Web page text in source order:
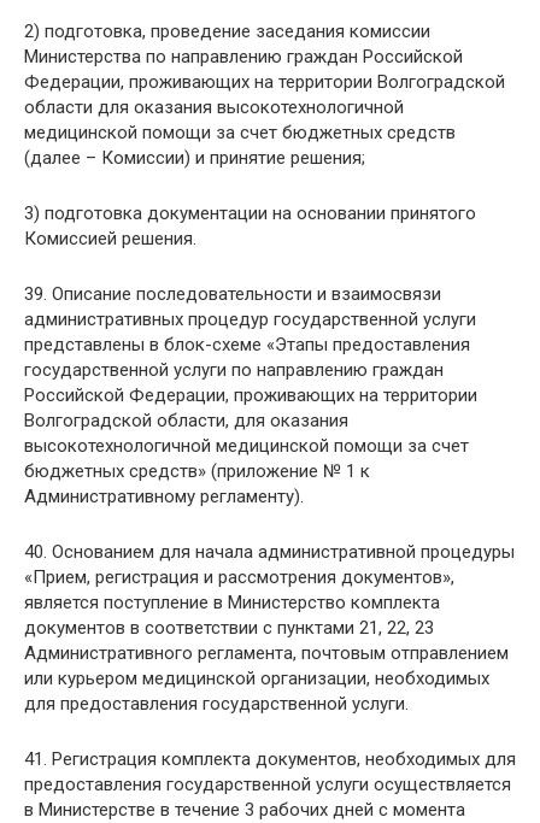
2) подготовка, проведение заседания комиссии
Министерства по направлению граждан Российской
Федерации, проживающих на территории Волгоградской
области для оказания высокотехнологичной
медицинской помощи за счет бюджетных средств
(далее – Комиссии) и принятие решения;
3) подготовка документации на основании принятого
Комиссией решения.
39. Описание последовательности и взаимосвязи
административных процедур государственной услуги
представлены в блок-схеме «Этапы предоставления
государственной услуги по направлению граждан
Российской Федерации, проживающих на территории
Волгоградской области, для оказания
высокотехнологичной медицинской помощи за счет
бюджетных средств» (приложение № 1 к
Административному регламенту).
40. Основанием для начала административной процедуры
«Прием, регистрация и рассмотрения документов»,
является поступление в Министерство комплекта
документов в соответствии с пунктами 21, 22, 23
Административного регламента, почтовым отправлением
или курьером медицинской организации, необходимых
для предоставления государственной услуги.
41. Регистрация комплекта документов, необходимых для
предоставления государственной услуги осуществляется
в Министерстве в течение 3 рабочих дней с момента